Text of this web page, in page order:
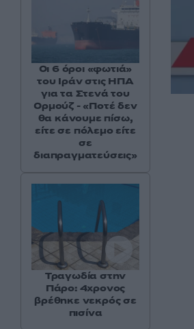
Οι 6 όροι «φωτιά»
του Ιράν στις ΗΠΑ
για τα Στενά του
Ορμούζ - «Ποτέ δεν
θα κάνουμε πίσω,
είτε σε πόλεμο είτε
σε
διαπραγματεύσεις»
Τραγωδία στην
Πάρο: 4χρονος
βρέθηκε νεκρός σε
πισίνα